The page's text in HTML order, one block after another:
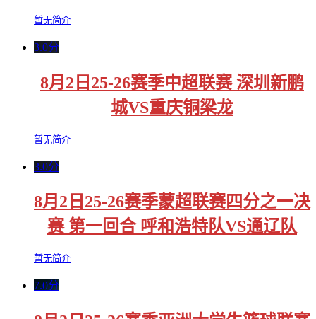
暂无简介
3.0分
8月2日25-26赛季中超联赛 深圳新鹏
城VS重庆铜梁龙
暂无简介
3.0分
8月2日25-26赛季蒙超联赛四分之一决
赛 第一回合 呼和浩特队VS通辽队
暂无简介
7.0分